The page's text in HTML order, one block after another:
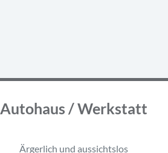
Autohaus / Werkstatt
Ärgerlich und aussichtslos